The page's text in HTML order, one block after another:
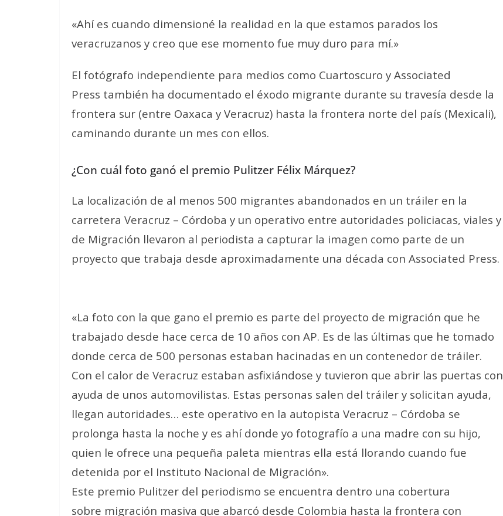
«Ahí es cuando dimensioné la realidad en la que estamos parados los
veracruzanos y creo que ese momento fue muy duro para mí.»
El fotógrafo independiente para medios como Cuartoscuro y Associated
Press también ha documentado el éxodo migrante durante su travesía desde la
frontera sur (entre Oaxaca y Veracruz) hasta la frontera norte del país (Mexicali),
caminando durante un mes con ellos.
¿Con cuál foto ganó el premio Pulitzer Félix Márquez?
La localización de al menos 500 migrantes abandonados en un tráiler en la
carretera Veracruz – Córdoba y un operativo entre autoridades policiacas, viales y
de Migración llevaron al periodista a capturar la imagen como parte de un
proyecto que trabaja desde aproximadamente una década con Associated Press.
«La foto con la que gano el premio es parte del proyecto de migración que he
trabajado desde hace cerca de 10 años con AP. Es de las últimas que he tomado
donde cerca de 500 personas estaban hacinadas en un contenedor de tráiler.
Con el calor de Veracruz estaban asfixiándose y tuvieron que abrir las puertas con
ayuda de unos automovilistas. Estas personas salen del tráiler y solicitan ayuda,
llegan autoridades… este operativo en la autopista Veracruz – Córdoba se
prolonga hasta la noche y es ahí donde yo fotografío a una madre con su hijo,
quien le ofrece una pequeña paleta mientras ella está llorando cuando fue
detenida por el Instituto Nacional de Migración».
Este premio Pulitzer del periodismo se encuentra dentro una cobertura
sobre migración masiva que abarcó desde Colombia hasta la frontera con